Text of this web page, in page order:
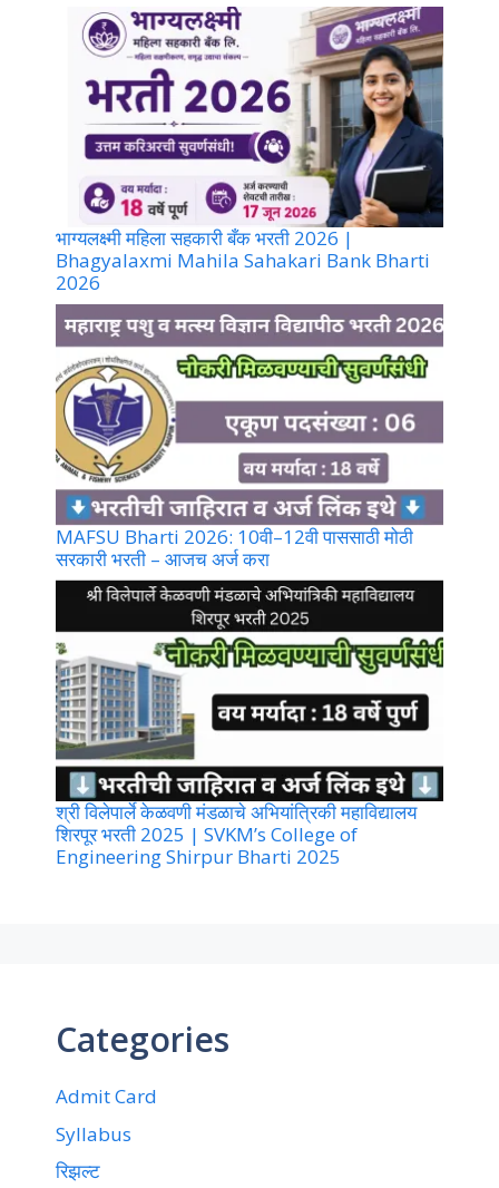
भाग्यलक्ष्मी महिला सहकारी बँक भरती 2026 |
Bhagyalaxmi Mahila Sahakari Bank Bharti
2026
MAFSU Bharti 2026: 10वी–12वी पाससाठी मोठी
सरकारी भरती – आजच अर्ज करा
श्री विलेपार्ले केळवणी मंडळाचे अभियांत्रिकी महाविद्यालय
शिरपूर भरती 2025 | SVKM’s College of
Engineering Shirpur Bharti 2025
Categories
Admit Card
Syllabus
रिझल्ट